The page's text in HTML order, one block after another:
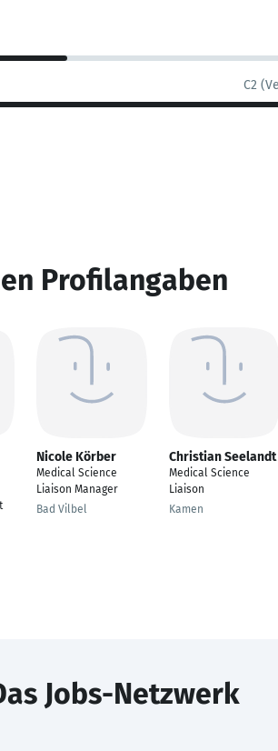
C2
Profilangaben
Nicole Körber
Medical Science
Liaison Manager
Bad Vilbel
Christian Seelandt
Medical Science
Liaison
Kamen
Jobs-Netzwerk